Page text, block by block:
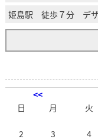
姫島駅 徒歩７分 デザ
<<
日
月 火
2
3 4